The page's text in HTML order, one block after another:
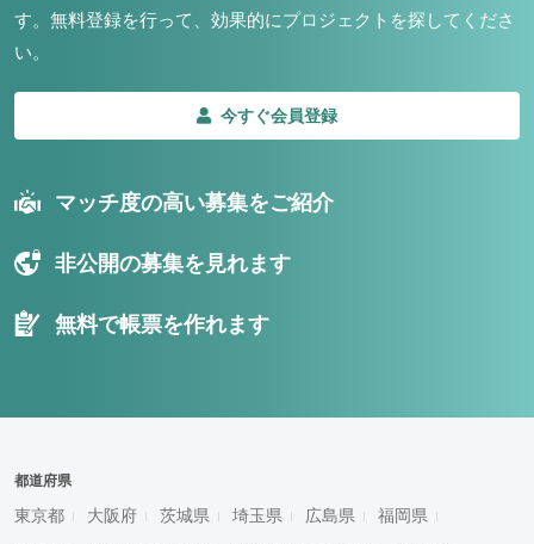
す。 無料登録を行って、効果的にプロジェクトを探してくださ
い。
今すぐ会員登録
マッチ度の高い募集をご紹介
非公開の募集を見れます
無料で帳票を作れます
都道府県
東京都 大阪府 茨城県 埼玉県 広島県 福岡県